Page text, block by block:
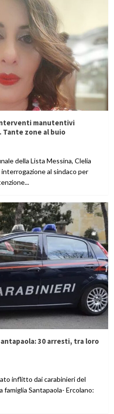
manutentivi
Tante zone al buio
della Lista Messina, Clelia
al sindaco per
30 arresti, tra loro
inflitto dai carabinieri del
Santapaola- Ercolano: